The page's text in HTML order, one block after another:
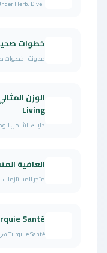
Herb. Dive i...
خطوات
مدونة "خطوات
Living
دليلك الشامل
العافية
متجر للمستلزمات
Santé
Turquie Santé هي عبارة عن منصة طبية تتيح للعديد من المرضى ال...